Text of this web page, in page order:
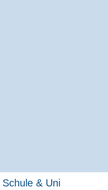
Schule & Uni